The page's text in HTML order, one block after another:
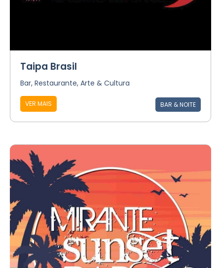
Taipa Brasil
Bar, Restaurante, Arte & Cultura
VER MAIS BAR & NOITE